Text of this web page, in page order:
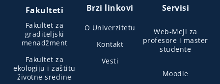
Fakulteti
Fakultet za
graditeljski
menadžment
Fakultet za
ekologiju i zaštitu
životne sredine
Brzi linkovi
O Univerzitetu
Kontakt
Vesti
Servisi
Web-Mejl za
profesore i master
studente
Moodle